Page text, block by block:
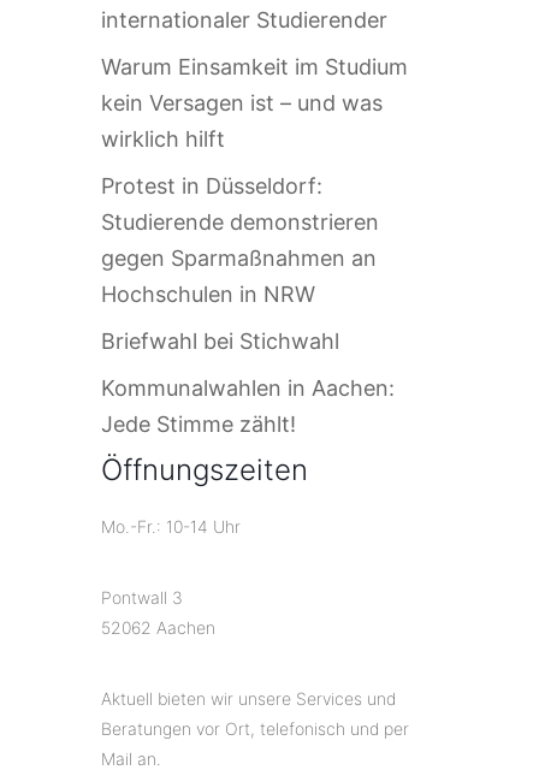
internationaler Studierender
Warum Einsamkeit im Studium
kein Versagen ist – und was
wirklich hilft
Protest in Düsseldorf:
Studierende demonstrieren
gegen Sparmaßnahmen an
Hochschulen in NRW
Briefwahl bei Stichwahl
Kommunalwahlen in Aachen:
Jede Stimme zählt!
Öffnungszeiten
Mo.-Fr.: 10-14 Uhr
Pontwall 3
52062 Aachen
Aktuell bieten wir unsere Services und
Beratungen vor Ort, telefonisch und per
Mail an.